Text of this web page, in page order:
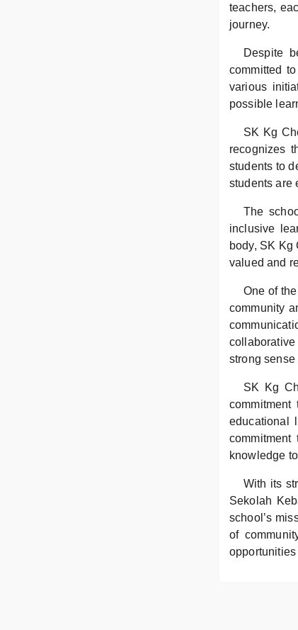
teachers,
journey.
Despite
committed
various
possible
SK Kg
recognizes
students to
students are
The
inclusive
body, SK
valued and
One of
community
strong
SK Kg
educational
knowledge
With its
Sekolah
school’s
of
opportunities